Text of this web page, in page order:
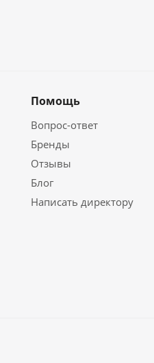
Помощь
Вопрос-ответ
Бренды
Отзывы
Блог
Написать директору